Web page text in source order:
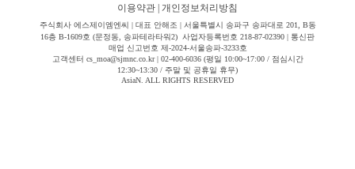
이용약관 개인정보처리방침
주식회사 에스제이엠엔씨 | 대표 안해조 | 서울특별시 송파구 송파대로 201, B동
16층 B-1609호 (문정동, 송파테라타워2) 사업자등록번호 218-87-02390 | 통신판
매업 신고번호 제-2024-서울송파-3233호
고객센터 cs_moa@sjmnc.co.kr | 02-400-6036 (평일 10:00~17:00 / 점심시간
12:30~13:30 / 주말 및 공휴일 휴무)
AsiaN. ALL RIGHTS RESERVED